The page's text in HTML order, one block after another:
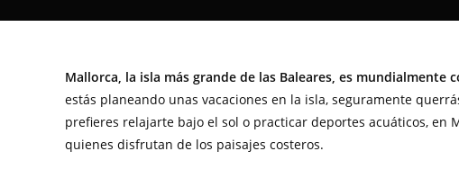
Mallorca, la isla más grande de las Baleares, es mundialmente
estás planeando unas vacaciones en la isla, seguramente
prefieres relajarte bajo el sol o practicar deportes acuáticos, en
quienes disfrutan de los paisajes costeros.